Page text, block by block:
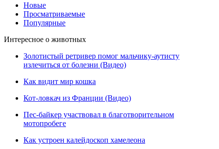
Новые
Просматриваемые
Популярные
Интересное о животных
Золотистый ретривер помог мальчику-аутисту
излечиться от болезни (Видео)
Как видит мир кошка
Кот-ловкач из Франции (Видео)
Пес-байкер участвовал в благотворительном
мотопробеге
Как устроен калейдоскоп хамелеона